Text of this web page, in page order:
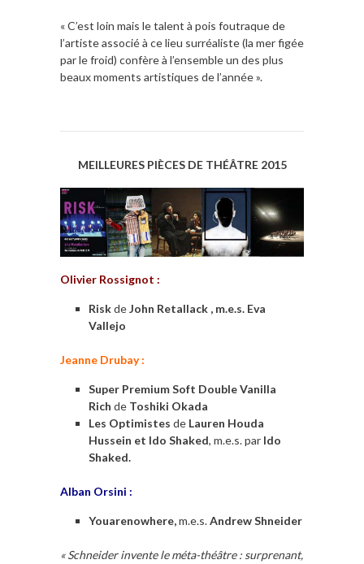
« C’est loin mais le talent à pois foutraque de
l’artiste associé à ce lieu surréaliste (la mer figée
par le froid) confère à l’ensemble un des plus
beaux moments artistiques de l’année ».
MEILLEURES PIÈCES DE THÉÂTRE 2015
Olivier Rossignot :
RiskdeJohn Retallack , m.e.s. Eva
Vallejo
Jeanne Drubay :
Super Premium Soft Double Vanilla
Rich de Toshiki Okada
Les Optimistes de Lauren Houda
Hussein et Ido Shaked, m.e.s. par Ido
Shaked.
Alban Orsini :
Youarenowhere,m.e.s.Andrew Shneider
« Schneider invente le méta-théâtre : surprenant,